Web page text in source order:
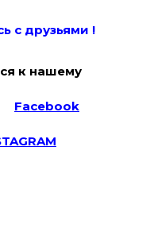
с друзьями !
к нашему
Facebook